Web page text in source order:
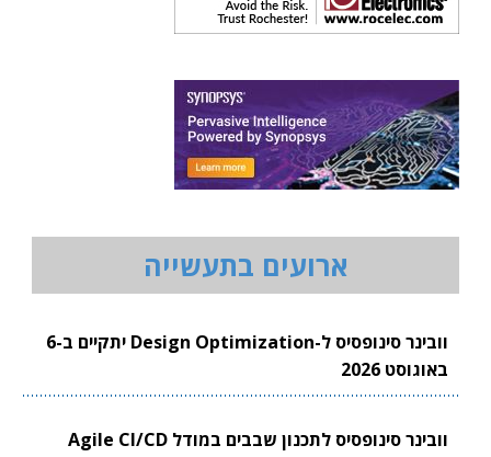
ארועים בתעשייה
וובינר סינופסיס ל-Design Optimization יתקיים ב-6
באוגוסט 2026
וובינר סינופסיס לתכנון שבבים במודל Agile CI/CD